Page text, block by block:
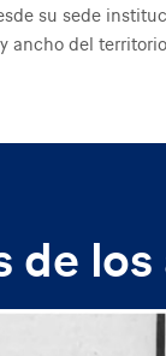
su sede
ancho del
de